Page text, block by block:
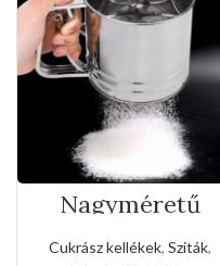
Nagyméretű
rozsdamentes
liszt,porcukor
Cukrász kellékek,Sziták,